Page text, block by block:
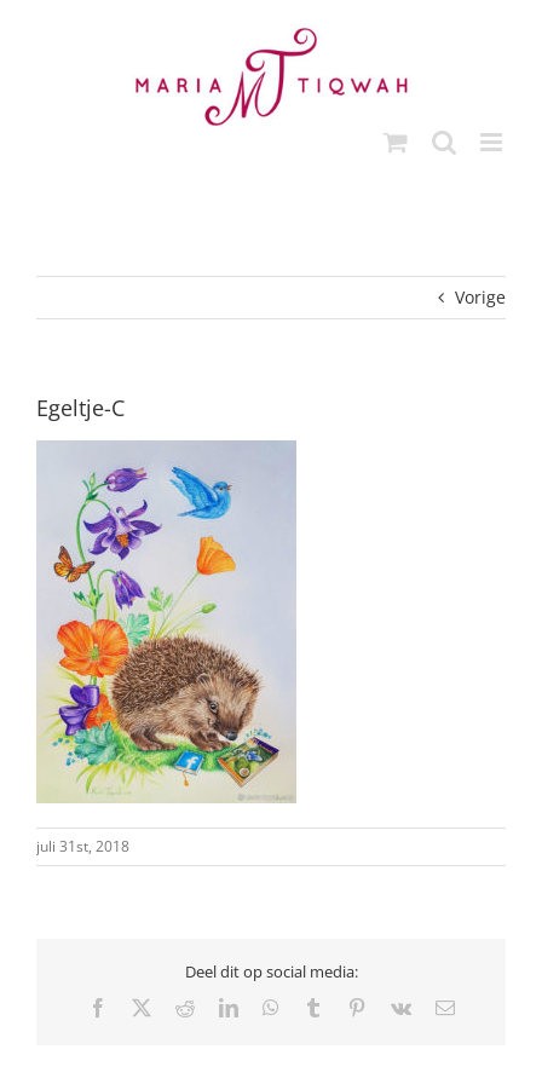
Vorige
Egeltje-C
juli 31st, 2018
Deel dit op social media:
Facebook RedditLinkedInWhatsApp
Tumblr Pinterest
Vk
E-